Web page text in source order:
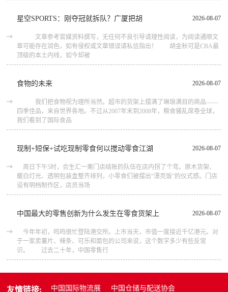
2026-08-07
星空SPORTS：刚夺冠就拆队？广厦把胡
文章参考官媒资料撰写，无任何不良引导请理性阅读，为阅读通顺文
章可能存在润色，如有侵权或文章错误请私信指出！ 胡金秋可是CBA最
顶级的本土内线，如今却被
2026-08-07
食物的未来
我们把食物视为理所当然。超市的货架上摆满了琳琅满目的商品――
四季佳品，来自世界各地。不过从2007年末到2008年，粮食骚乱席卷全球，
我们看到了国际食品
2026-08-07
现制+短保+试吃现制零食何以搅动零食江湖
周日下午5时，合生汇一栗门店结账的队伍在店内拐了个弯。原木货架、
暖白灯光、透明包装盒整齐排列，小零食们被摆出“漂亮饭”的仪式感。门店
设有明档制作区，店员当场
2026-08-07
中国最大的零售创新为什么发生在零食货架上
今年年初，鸣鸣很忙登陆港交所。上市当天，市值一度接近千亿港元。对
于一家卖薯片、辣条、可乐和面包的公司来说，这个数字多少有些反常
识。 过去二十年，中国零售行
友情链接: 中国国际物流展 中国仓储与配送协会